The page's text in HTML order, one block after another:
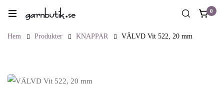
0
Hem Produkter KNAPPAR VÄLVD Vit 522, 20 mm